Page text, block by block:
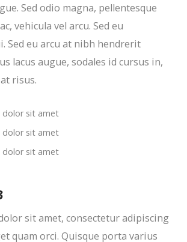
Sed odio magna, pellentesque
vehicula vel arcu. Sed eu
Sed eu arcu at nibh hendrerit
lacus augue, sodales id cursus in,
risus.
dolor sit amet
dolor sit amet
dolor sit amet
sit amet, consectetur adipiscing
quam orci. Quisque porta varius